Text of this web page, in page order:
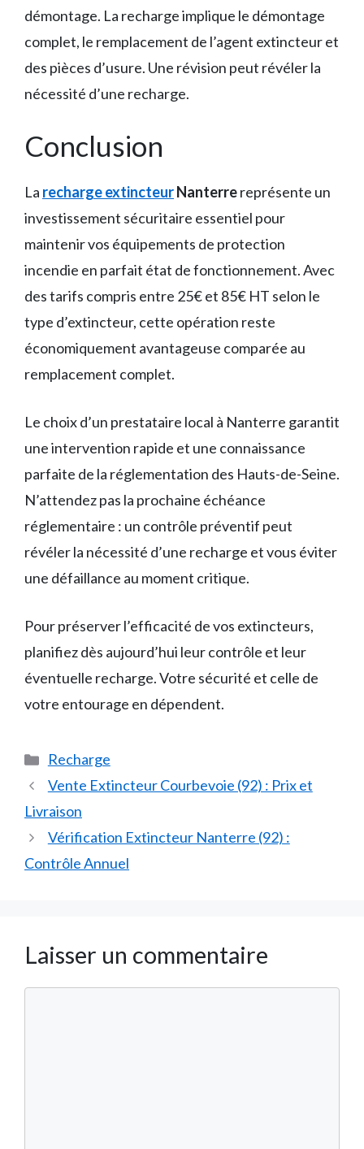
démontage. La recharge implique le démontage
complet, le remplacement de l’agent extincteur et
des pièces d’usure. Une révision peut révéler la
nécessité d’une recharge.
Conclusion
La recharge extincteurNanterrereprésente un
investissement sécuritaire essentiel pour
maintenir vos équipements de protection
incendie en parfait état de fonctionnement. Avec
des tarifs compris entre 25€ et 85€ HT selon le
type d’extincteur, cette opération reste
économiquement avantageuse comparée au
remplacement complet.
Le choix d’un prestataire local à Nanterre garantit
une intervention rapide et une connaissance
parfaite de la réglementation des Hauts-de-Seine.
N’attendez pas la prochaine échéance
réglementaire : un contrôle préventif peut
révéler la nécessité d’une recharge et vous éviter
une défaillance au moment critique.
Pour préserver l’efficacité de vos extincteurs,
planifiez dès aujourd’hui leur contrôle et leur
éventuelle recharge. Votre sécurité et celle de
votre entourage en dépendent.
Catégories
Recharge
Vente Extincteur Courbevoie (92) : Prix et
Livraison
Vérification Extincteur Nanterre (92) :
Contrôle Annuel
Laisser un commentaire